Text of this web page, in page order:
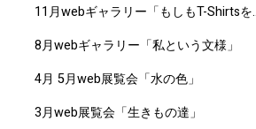
11月webギャラリー「もしもT-Shirtsを
8月webギャラリー「私という文様」
4月 5月web展覧会「水の色」
3月web展覧会「生きもの達」